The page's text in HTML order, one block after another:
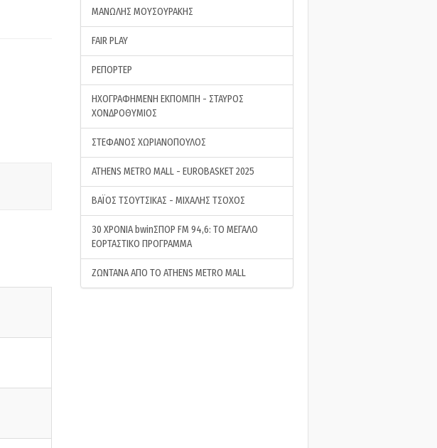
ΜΑΝΩΛΗΣ ΜΟΥΣΟΥΡΑΚΗΣ
FAIR PLAY
ΡΕΠΟΡΤΕΡ
ΗΧΟΓΡΑΦΗΜΕΝΗ ΕΚΠΟΜΠΗ - ΣΤΑΥΡΟΣ
ΧΟΝΔΡΟΘΥΜΙΟΣ
ΣΤΕΦΑΝΟΣ ΧΩΡΙΑΝΟΠΟΥΛΟΣ
ATHENS METRO MALL - EUROBASKET 2025
ΒΑΪΟΣ ΤΣΟΥΤΣΙΚΑΣ - ΜΙΧΑΛΗΣ ΤΣΟΧΟΣ
30 ΧΡΟΝΙΑ bwinΣΠΟΡ FM 94,6: ΤΟ ΜΕΓΑΛΟ
ΕΟΡΤΑΣΤΙΚΟ ΠΡΟΓΡΑΜΜΑ
ΖΩΝΤΑΝΑ ΑΠΟ ΤΟ ATHENS METRO MALL